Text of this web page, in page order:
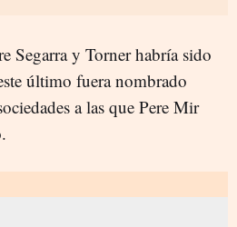
Segarra y Torner habría sido
último fuera nombrado
a las que Pere Mir